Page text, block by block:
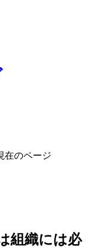
在のページ
組織には必